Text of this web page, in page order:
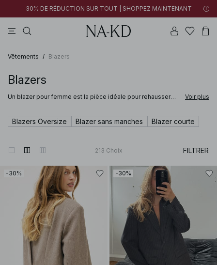
30% DE RÉDUCTION SUR TOUT | SHOPPEZ MAINTENANT
Vêtements / Blazers
Blazers
Un blazer pour femme est la pièce idéale pour rehausser
et coupes hourglass aux tendances oversize et blazer
croisé, trouvez facilement celui qui vous correspond.
Voir plus
Blazers Oversize Blazer sans manches Blazer courte
213 Choix FILTRER
-30% -30%